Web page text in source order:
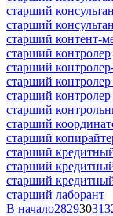
старший
старший
старший контент-
старший контролер
старший
старший
старший контролер
старший
старший
старший
старший
старший
старший
старший лаборант
В начало28293031